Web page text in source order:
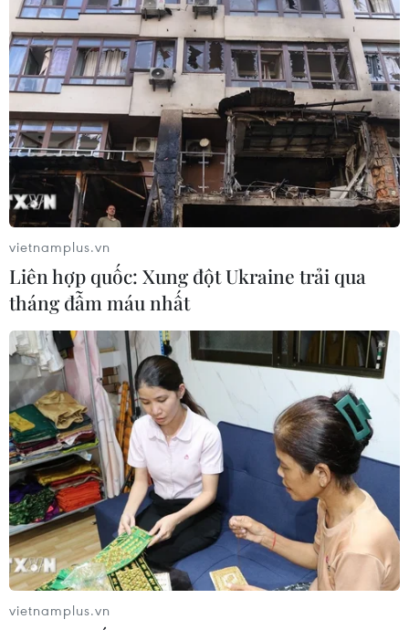
TIN CÙNG CHUYÊN MỤC
Ba Lan thảo luận việc thành lập căn
cứ quân sự thường trực với Mỹ
06/08/2026 00:06
vietnamplus.vn
Liên hợp quốc: Xung đột Ukraine trải qua
tháng đẫm máu nhất
vietnamplus.vn